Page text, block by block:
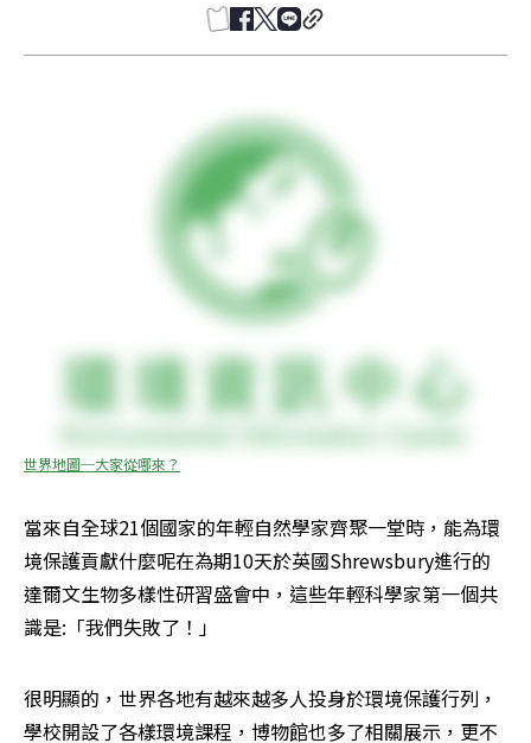
世界地圖─大家從哪來？
當來自全球21個國家的年輕自然學家齊聚一堂時，能為環
境保護貢獻什麼呢在為期10天於英國Shrewsbury進行的
達爾文生物多樣性研習盛會中，這些年輕科學家第一個共
識是:「我們失敗了！」
很明顯的，世界各地有越來越多人投身於環境保護行列，
學校開設了各樣環境課程，博物館也多了相關展示，更不